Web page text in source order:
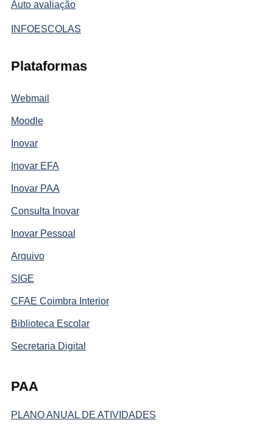
Auto avaliação
INFOESCOLAS
Plataformas
Webmail
Moodle
Inovar
Inovar EFA
Inovar PAA
Consulta Inovar
Inovar Pessoal
Arquivo
SIGE
CFAE Coimbra Interior
Biblioteca Escolar
Secretaria Digital
PAA
PLANO ANUAL DE ATIVIDADES